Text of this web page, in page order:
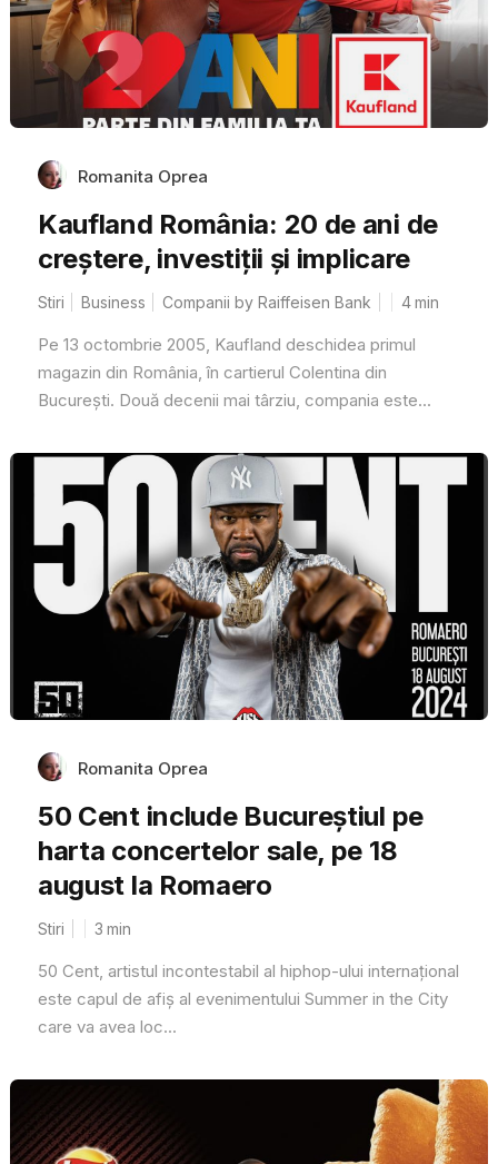
Romanita Oprea
Kaufland România: 20 de ani de
creștere, investiții și implicare
Stiri Business Companii by Raiffeisen Bank 4min
Pe 13 octombrie 2005, Kaufland deschidea primul
magazin din România, în cartierul Colentina din
București. Două decenii mai târziu, compania este...
Romanita Oprea
50 Cent include Bucureștiul pe
harta concertelor sale, pe 18
august la Romaero
Stiri 3 min
50 Cent, artistul incontestabil al hiphop-ului internațional
este capul de afiș al evenimentului Summer in the City
care va avea loc...